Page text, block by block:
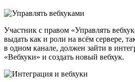
Участник с правом «Управлять
выдать как и роли на всём сервере,
в одном канале, должен зайти в
«Вебхуки» и создать новый вебхук.